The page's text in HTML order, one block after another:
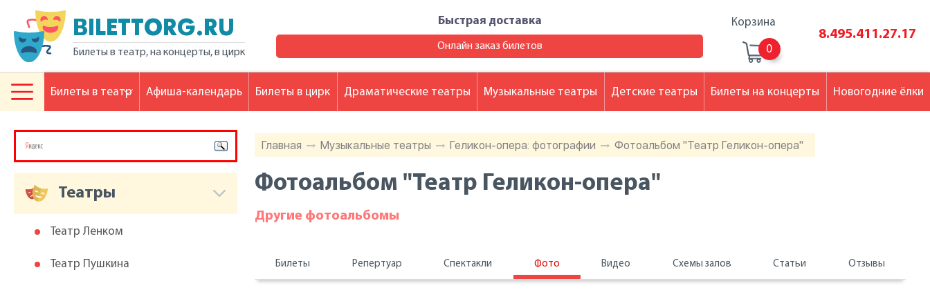
BILETTORG.RU
Билеты в театр, на концерты, в цирк
Быстрая доставка
Онлайн заказ билетов
Корзина
0
8.495.411.27.17
Главная Музыкальные театры Геликон-опера: фотографии Фотоальбом "Театр Геликон-опера"
Фотоальбом "Театр Геликон-опера"
Другие фотоальбомы
Билеты Репертуар Спектакли Фото Видео Схемы залов Статьи Отзывы
Театры
Театр Ленком
Театр Пушкина
Билеты в театр Афиша-календарь Билеты в цирк Драматические театры Музыкальные театры Детские театры Билеты на концерты Новогодние ёлки